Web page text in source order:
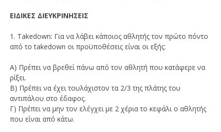
ΕΙΔΙΚΕΣ ΔΙΕΥΚΡΙΝHΣΕΙΣ
1. Takedown: Για να λάβει κάποιος αθλητής τον πρώτο πόντο
από το takedown οι προϋποθέσεις είναι οι εξής:
Α) Πρέπει να βρεθεί πάνω από τον αθλητή που κατάφερε να
ρίξει.
Β) Πρέπει να έχει τουλάχιστον τα 2/3 της πλάτης του
αντιπάλου στο έδαφος.
Γ) Πρέπει να μην τον ελέγχει με 2 χέρια το κεφάλι ο αθλητής
που είναι από κάτω.